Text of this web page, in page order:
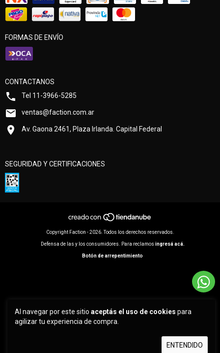
Al navegar por este sitio aceptás el uso de cookies para
agilizar tu experiencia de compra.
ENTENDIDO
FORMAS DE ENVÍO
CONTACTANOS
Tel 11-3966-5285
ventas@faction.com.ar
Av. Gaona 2461, Plaza Irlanda. Capital Federal
SEGURIDAD Y CERTIFICACIONES
Copyright Faction - 2026. Todos los derechos reservados.
Defensa de las y los consumidores. Para reclamos ingresá acá.
Botón de arrepentimiento